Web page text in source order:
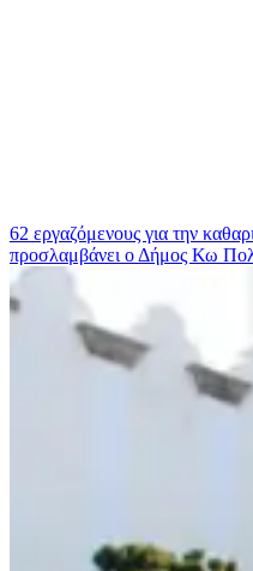
62 εργαζόμενους για την
προσλαμβάνει ο Δήμος Κω